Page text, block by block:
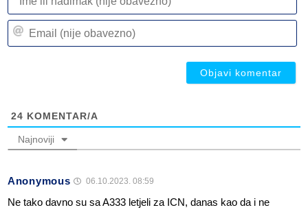
24 KOMENTAR/A
Najnoviji
Anonymous 06.10.2023. 08:59
Ne tako davno su sa A333 letjeli za ICN, danas kao da i ne